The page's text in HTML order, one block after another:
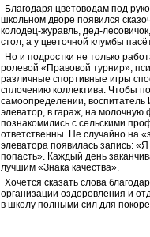
Благодаря цветоводам под
школьном дворе появился
колодец-журавль, дед-
стол, а у цветочной клумбы
Но и подростки не только
ролевой «Правовой турнир»,
различные спортивные игры
сплочению коллектива. Чтобы
самоопределении, воспитатель
элеватор, в гараж, на
познакомились с сельскими
ответственны. Не случайно на
элеватора появилась запись:
попасть». Каждый день
лучшим «Знака качества».
Хочется сказать слова
организации оздоровления и
в школу полными сил для